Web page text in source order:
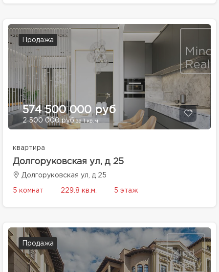
Продажа
574 500 000 руб
2 500 000 рубза 1 кв.м.
квартира
Долгоруковская ул, д 25
Долгоруковская ул, д 25
5 комнат 229.8 кв.м. 5 этаж
Продажа